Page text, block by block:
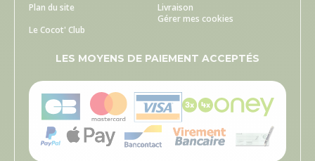
Plan du site
Le Cocot' Club
Livraison
Gérer mes cookies
LES MOYENS DE PAIEMENT ACCEPTÉS